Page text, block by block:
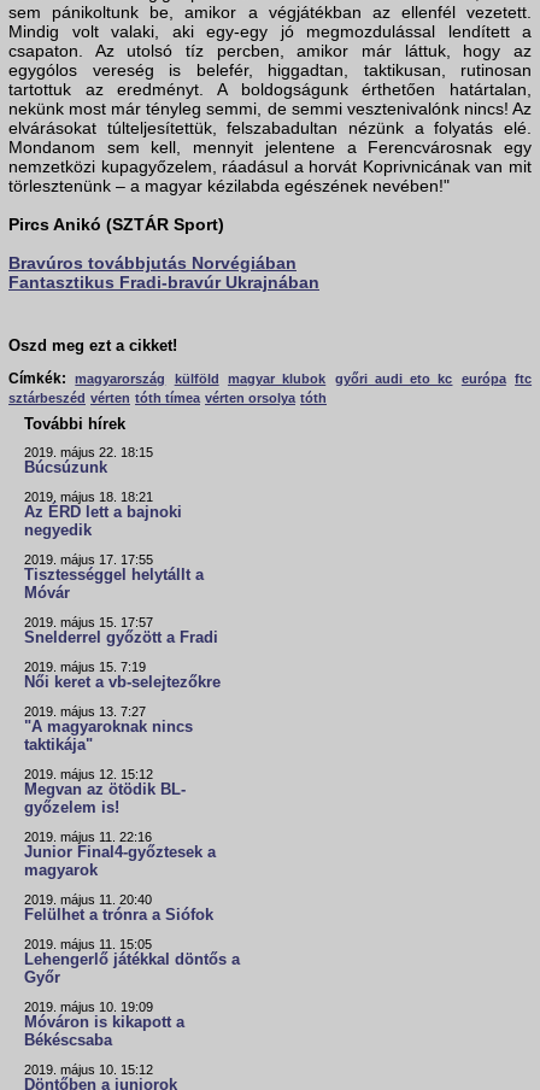
sem pánikoltunk be, amikor a végjátékban az ellenfél vezetett.
Mindig volt valaki, aki egy-egy jó megmozdulással lendített a
csapaton. Az utolsó tíz percben, amikor már láttuk, hogy az
egygólos vereség is belefér, higgadtan, taktikusan, rutinosan
tartottuk az eredményt. A boldogságunk érthetően határtalan,
nekünk most már tényleg semmi, de semmi vesztenivalónk nincs! Az
elvárásokat túlteljesítettük, felszabadultan nézünk a folyatás elé.
Mondanom sem kell, mennyit jelentene a Ferencvárosnak egy
nemzetközi kupagyőzelem, ráadásul a horvát Koprivnicának van mit
törlesztenünk – a magyar kézilabda egészének nevében!"
Pircs Anikó (SZTÁR Sport)
Bravúros továbbjutás Norvégiában
Fantasztikus Fradi-bravúr Ukrajnában
Oszd meg ezt a cikket!
Címkék:
magyarország külföld magyar klubok győri audi eto kc európa
ftc
sztárbeszéd vérten tóth tímea vérten orsolya tóth
További hírek
2019. május 22. 18:15
Búcsúzunk
2019. május 18. 18:21
Az ÉRD lett a bajnoki
negyedik
2019. május 17. 17:55
Tisztességgel helytállt a
Móvár
2019. május 15. 17:57
Snelderrel győzött a Fradi
2019. május 15. 7:19
Női keret a vb-selejtezőkre
2019. május 13. 7:27
"A magyaroknak nincs
taktikája"
2019. május 12. 15:12
Megvan az ötödik BL-
győzelem is!
2019. május 11. 22:16
Junior Final4-győztesek a
magyarok
2019. május 11. 20:40
Felülhet a trónra a Siófok
2019. május 11. 15:05
Lehengerlő játékkal döntős a
Győr
2019. május 10. 19:09
Móváron is kikapott a
Békéscsaba
2019. május 10. 15:12
Döntőben a juniorok